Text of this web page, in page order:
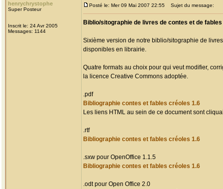
henrychrystophe
Super Posteur
Inscrit le: 24 Avr 2005
Messages: 1144
Posté le: Mer 09 Mai 2007 22:55 Sujet du message:
Biblio/sitographie de livres de contes et de
Sixième version de notre biblio/sitographie de
disponibles en librairie.
Quatre formats au choix pour qui veut modifier,
la licence Creative Commons adoptée.
.pdf
Bibliographie contes et fables créoles 1.6
Les liens HTML au sein de ce document sont
.rtf
Bibliographie contes et fables créoles 1.6
.sxw pour OpenOffice 1.1.5
Bibliographie contes et fables créoles 1.6
.odt pour Open Office 2.0